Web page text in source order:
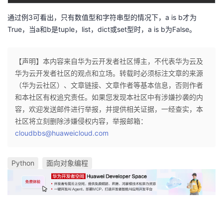
通过例3可看出，只有数值型和字符串型的情况下，a is b才为
True，当a和b是tuple，list，dict或set型时，a is b为False。
【声明】本内容来自华为云开发者社区博主，不代表华为云及
华为云开发者社区的观点和立场。转载时必须标注文章的来源
（华为云社区）、文章链接、文章作者等基本信息，否则作者
和本社区有权追究责任。如果您发现本社区中有涉嫌抄袭的内
容，欢迎发送邮件进行举报，并提供相关证据，一经查实，本
社区将立刻删除涉嫌侵权内容，举报邮箱：
cloudbbs@huaweicloud.com
Python 面向对象编程